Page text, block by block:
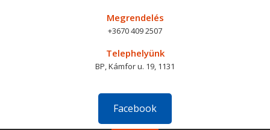
Megrendelés
+3670 409 2507
Telephelyünk
BP, Kámfor u. 19, 1131
Facebook